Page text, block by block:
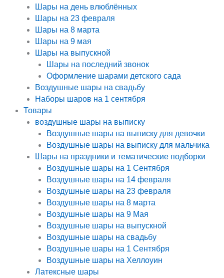
Шары на день влюблённых
Шары на 23 февраля
Шары на 8 марта
Шары на 9 мая
Шары на выпускной
Шары на последний звонок
Оформление шарами детского сада
Воздушные шары на свадьбу
Наборы шаров на 1 сентября
Товары
воздушные шары на выписку
Воздушные шары на выписку для девочки
Воздушные шары на выписку для мальчика
Шары на праздники и тематические подборки
Воздушные шары на 1 Сентября
Воздушные шары на 14 февраля
Воздушные шары на 23 февраля
Воздушные шары на 8 марта
Воздушные шары на 9 Мая
Воздушные шары на выпускной
Воздушные шары на свадьбу
Воздушные шары на 1 Сентября
Воздушные шары на Хеллоуин
Латексные шары